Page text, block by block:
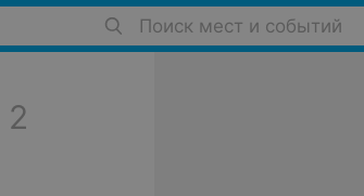
Поиск мест и событий
2